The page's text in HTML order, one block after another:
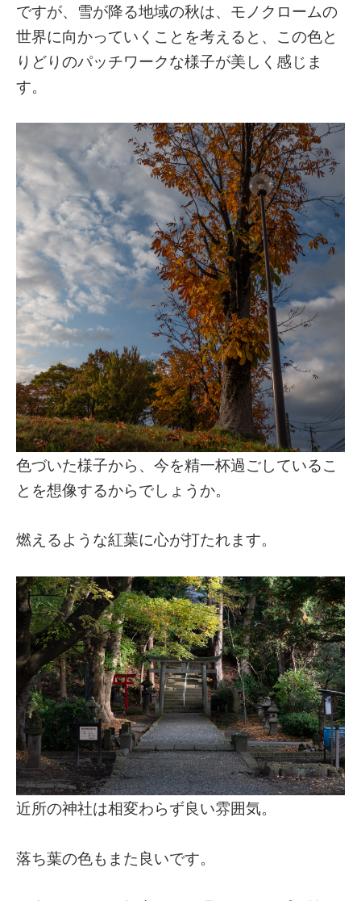
ですが、雪が降る地域の秋は、モノクロームの
世界に向かっていくことを考えると、この色と
りどりのパッチワークな様子が美しく感じま
す。
色づいた様子から、今を精一杯過ごしているこ
とを想像するからでしょうか。
燃えるような紅葉に心が打たれます。
近所の神社は相変わらず良い雰囲気。
落ち葉の色もまた良いです。